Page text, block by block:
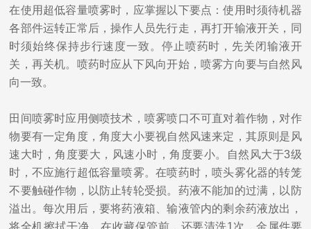
在使用超低容量喷雾时，应掌握以下要点：使用时须待机器
各部件运转正常后，操作人员先行走，再打开输液开关，同
时须始终保持步行速度一致。停止喷药时，先关闭输液开
关，再关机。喷药时应从下风向开始，喷雾方向要与自然风
向一致。
田间喷雾时应用侧喷技术，喷雾喷口不可直对着作物，对作
物要有一定角度，角度大小要视自然风速来定，其原则是风
速大时，角度要大，风速小时，角度要小。自然风大于3级
时，不应施行超低容量喷雾。在喷药时，喷头雾化器的转笼
不要触碰作物，以防止转轮受损。药液不能加的过满，以防
溢出。每次用后，要将药液箱、输液管内的剩余药液放出，
将全机擦拭干净。在收藏保管前，还要清洗1次，金属件要